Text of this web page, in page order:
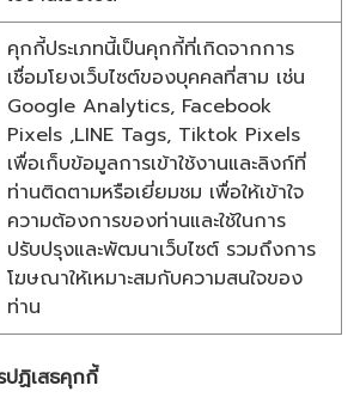
คุกกี้ประเภทนี้เป็นคุกกี้ที่เกิดจากการ
เชื่อมโยงเว็บไซต์ของบุคคลที่สาม เช่น
Google Analytics, Facebook
Pixels ,LINE Tags, Tiktok Pixels
เพื่อเก็บข้อมูลการเข้าใช้งานและลิงก์ที่
ท่านติดตามหรือเยี่ยมชม เพื่อให้เข้าใจ
ความต้องการของท่านและใช้ในการ
ปรับปรุงและพัฒนาเว็บไซต์ รวมถึงการ
โฆษณาให้เหมาะสมกับความสนใจของ
ท่าน
ปฏิเสธคุกกี้